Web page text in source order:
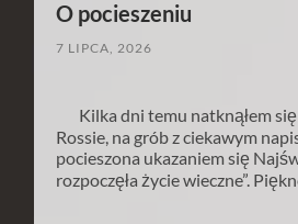
O pocieszeniu
7 LIPCA, 2026
Kilka dni temu natknąłem
Rossie, na grób z ciekawym
pocieszona ukazaniem się
rozpoczęła życie wieczne”.